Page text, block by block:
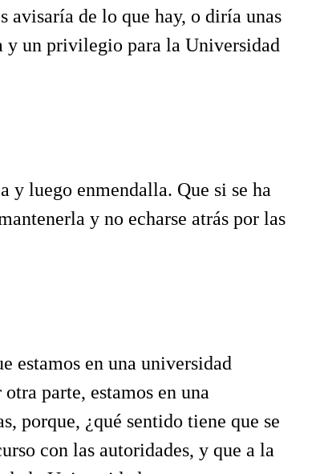
avisaría de lo que hay, o diría unas
y un privilegio para la Universidad
y luego enmendalla. Que si se ha
y no echarse atrás por las
estamos en una universidad
parte, estamos en una
porque, ¿qué sentido tiene que se
con las autoridades, y que a la